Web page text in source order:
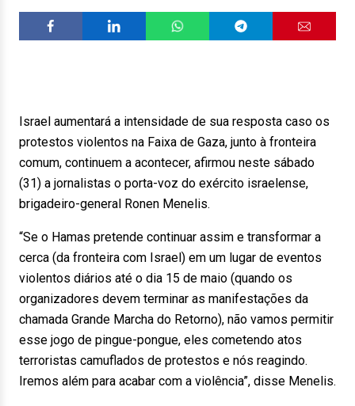
Israel aumentará a intensidade de sua resposta caso os
protestos violentos na Faixa de Gaza, junto à fronteira
comum, continuem a acontecer, afirmou neste sábado
(31) a jornalistas o porta-voz do exército israelense,
brigadeiro-general Ronen Menelis.
“Se o Hamas pretende continuar assim e transformar a
cerca (da fronteira com Israel) em um lugar de eventos
violentos diários até o dia 15 de maio (quando os
organizadores devem terminar as manifestações da
chamada Grande Marcha do Retorno), não vamos permitir
esse jogo de pingue-pongue, eles cometendo atos
terroristas camuflados de protestos e nós reagindo.
Iremos além para acabar com a violência”, disse Menelis.